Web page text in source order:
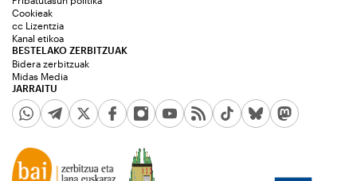
JARRAITU
Cookieak
cc Lizentzia
Kanal etikoa
BESTELAKO ZERBITZUAK
Bidera zerbitzuak
Midas Media